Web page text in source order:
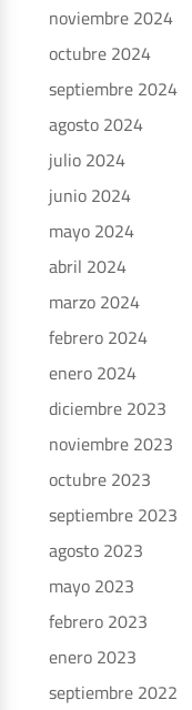
noviembre 2024
octubre 2024
septiembre 2024
agosto 2024
julio 2024
junio 2024
mayo 2024
abril 2024
marzo 2024
febrero 2024
enero 2024
diciembre 2023
noviembre 2023
octubre 2023
septiembre 2023
agosto 2023
mayo 2023
febrero 2023
enero 2023
septiembre 2022